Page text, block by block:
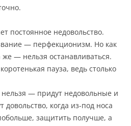
постоянное недовольство.
— перфекционизм. Но как
— нельзя останавливаться.
пауза, ведь столько
— придут недовольные и
довольство, когда из-под носа
защитить получше, а